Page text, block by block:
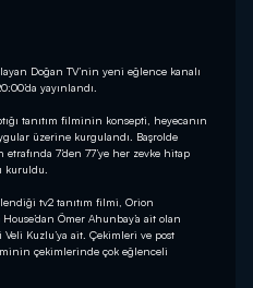
Doğan TV’nin yeni eğlence kanalı
yayınlandı.
tanıtım filminin konsepti, heyecanın
üzerine kurgulandı. Başrolde
7’den 77’ye her zevke hitap
kuruldu.
tv2 tanıtım filmi, Orion
Ömer Ahunbay’a ait olan
Kuzlu’ya ait. Çekimleri ve post
çekimlerinde çok eğlenceli